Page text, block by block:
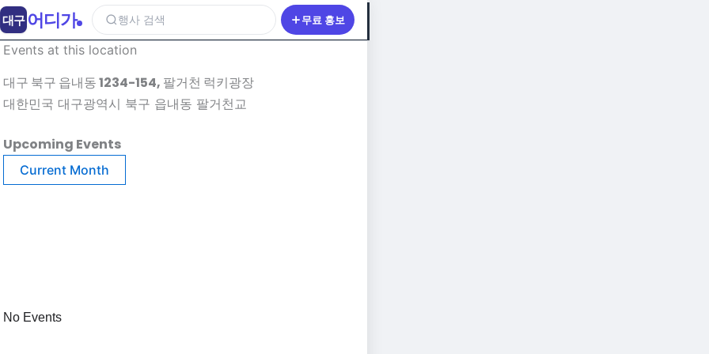
Events at this location
대구 북구 읍내동 1234-154, 팔거천 럭키광장
대한민국 대구광역시 북구 읍내동 팔거천교
Upcoming Events
Current Month
No Events
대구 어디가 행사 검색 무료 홍보